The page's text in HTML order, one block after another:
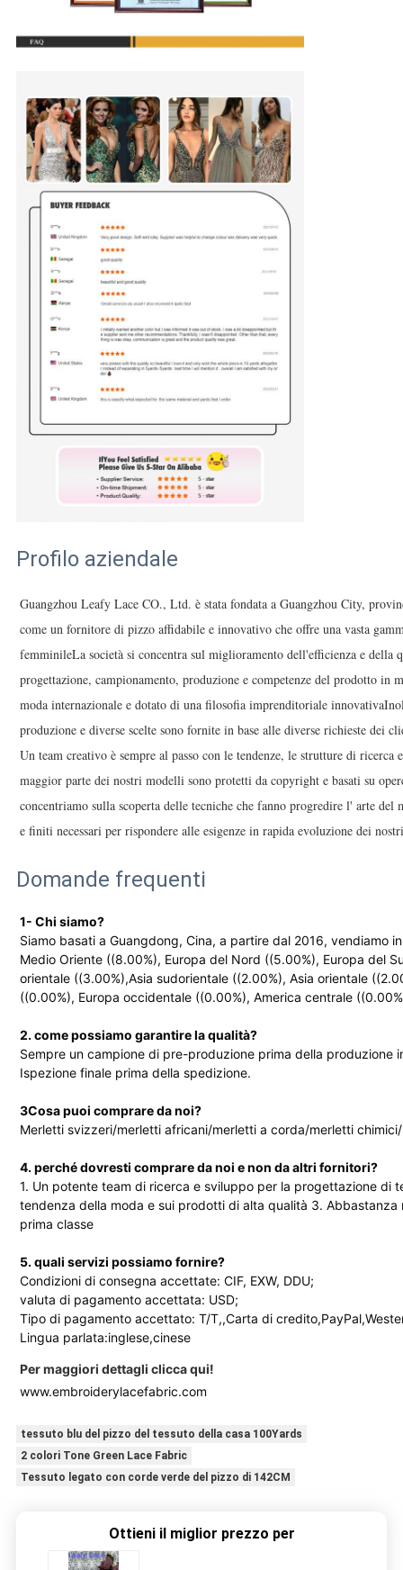
Profilo aziendale
Guangzhou Leafy Lace CO., Ltd. è stata fondata a Guangzhou City,
come un fornitore di pizzo affidabile e innovativo che offre una vasta
femminileLa società si concentra sul miglioramento dell'efficienza e della
progettazione, campionamento, produzione e competenze del prodotto in
moda internazionale e dotato di una filosofia imprenditoriale
produzione e diverse scelte sono fornite in base alle diverse richieste dei
Un team creativo è sempre al passo con le tendenze, le strutture di
maggior parte dei nostri modelli sono protetti da copyright e basati su
concentriamo sulla scoperta delle tecniche che fanno progredire l' arte
e finiti necessari per rispondere alle esigenze in rapida evoluzione dei
Domande frequenti
1- Chi siamo?
Siamo basati a Guangdong, Cina, a partire dal 2016, vendiamo
Medio Oriente ((8.00%), Europa del Nord ((5.00%), Europa del
orientale ((3.00%),Asia sudorientale ((2.00%), Asia orientale
((0.00%), Europa occidentale ((0.00%), America centrale
2. come possiamo garantire la qualità?
Sempre un campione di pre-produzione prima della produzione
Ispezione finale prima della spedizione.
3Cosa puoi comprare da noi?
Merletti svizzeri/merletti africani/merletti a corda/merletti
4. perché dovresti comprare da noi e non da altri fornitori?
1. Un potente team di ricerca e sviluppo per la progettazione di
tendenza della moda e sui prodotti di alta qualità 3.
prima classe
5. quali servizi possiamo fornire?
Condizioni di consegna accettate: CIF, EXW, DDU;
valuta di pagamento accettata: USD;
Tipo di pagamento accettato: T/T,,Carta di
Lingua parlata:inglese,cinese
Per maggiori dettagli clicca qui!
www.embroiderylacefabric.com
tessuto blu del pizzo del tessuto della casa 100Yards
2 colori Tone Green Lace Fabric
Tessuto legato con corde verde del pizzo di 142CM
Ottieni il miglior prezzo per